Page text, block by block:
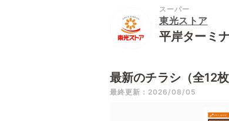
スーパー
東光ストア
平岸ターミ
最新のチラシ（全12枚
最終更新：2026/08/05